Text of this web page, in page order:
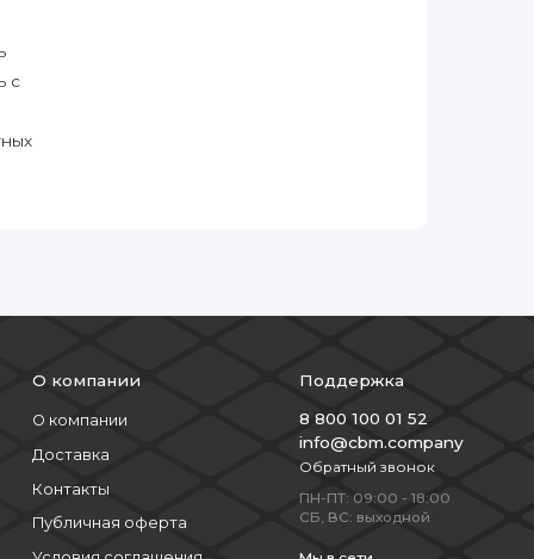
с
О компании
О компании
Доставка
Контакты
Публичная оферта
Поддержка
8 800 100 01 52
info@cbm.company
Обратный звонок
ПН-ПТ: 09:00 - 18:00
СБ, ВС: выходной